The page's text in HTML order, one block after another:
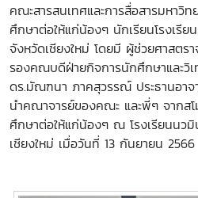
คณะสารสนเทศและการสื่อสารมหาวิท
ศึกษาต่อให้แก่น้องๆ นักเรียนโรงเรี
จังหวัดเชียงใหม่ โดยมี ผู้ช่วยศาสตร
รองคณบดีฝ่ายกิจการนักศึกษาและวิ
ดร.มัณฑนา ภาคสุวรรณ์ ประธานอา
นำคณาจารย์ของคณะ และพี่ๆ จากส
ศึกษาต่อให้แก่น้องๆ ณ โรงเรียนนว
เชียงใหม่ เมื่อวันที่ 13 กันยายน 2566